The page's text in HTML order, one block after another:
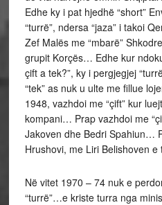
Edhe ky i pat hjedhë “short”
“turrë”, ndersa “jaza” i takoi
Zef Malës me “mbarë”
grupit Korçës… Edhe kur
çift a tek?”, ky i pergjegjej
“tek” as nuk u ulte me fillue
1948, vazhdoi me “çift” kur
kompani… Prap vazhdoi me
Jakoven dhe Bedri Spahiun…
Hrushovi, me Liri Belishoven
Në vitet 1970 – 74 nuk e
“turrë”…e kriste turra nga